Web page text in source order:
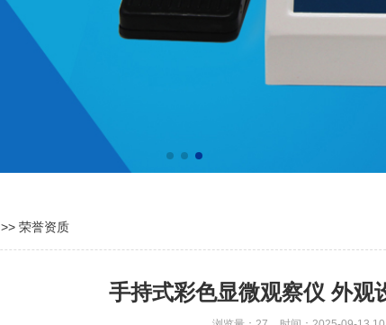
>> 荣誉资质
手持式彩色显微观察仪 外观